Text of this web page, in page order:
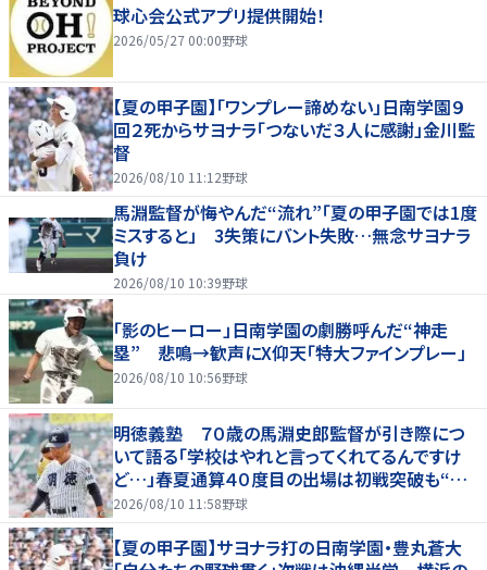
球心会公式アプリ提供開始！
2026/05/27 00:00野球
【夏の甲子園】「ワンプレー諦めない」日南学園９
回２死からサヨナラ「つないだ３人に感謝」金川監
督
2026/08/10 11:12野球
馬淵監督が悔やんだ“流れ”「夏の甲子園では1度
ミスすると」 3失策にバント失敗…無念サヨナラ
負け
2026/08/10 10:39野球
「影のヒーロー」日南学園の劇勝呼んだ“神走
塁” 悲鳴→歓声にX仰天「特大ファインプレー」
2026/08/10 10:56野球
明徳義塾 ７０歳の馬淵史郎監督が引き際につ
いて語る「学校はやれと言ってくれてるんですけ
ど…」春夏通算４０度目の出場は初戦突破も“馬
淵節”炸裂
2026/08/10 11:58野球
【夏の甲子園】サヨナラ打の日南学園・豊丸蒼大